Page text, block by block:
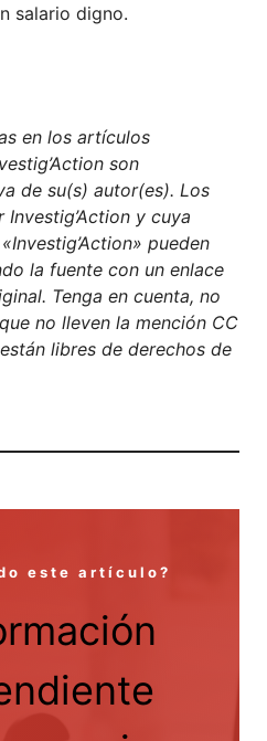
salario digno.
en los artículos
son
de su(s) autor(es). Los
y cuya
pueden
la fuente con un enlace
Tenga en cuenta, no
no lleven la mención CC
libres de derechos de
este artículo?